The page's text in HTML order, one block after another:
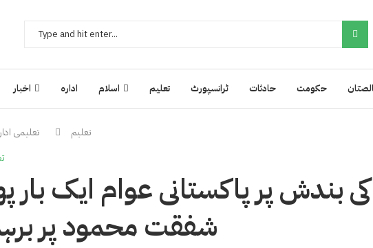
اخبار ادارہ اسلام تعلیم ٹرانسپورٹ حادثات حکومت
تعلیم تعلیمی
بندش پر پاکستانی عوام ایک بار
شفقت محمود پر